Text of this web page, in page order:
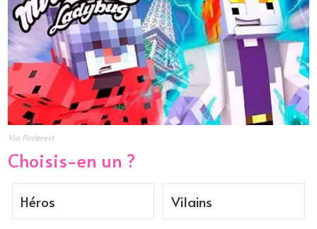
Via Pinterest
Choisis-en un ?
Héros Vilains